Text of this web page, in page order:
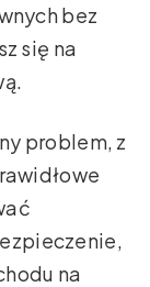
bez
się na
problem, z
na